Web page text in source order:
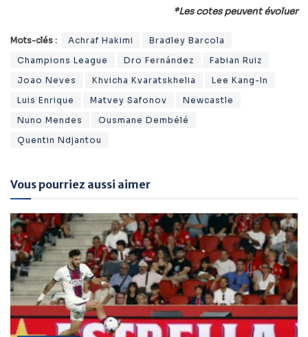
*Les cotes peuvent évoluer
Mots-clés : Achraf Hakimi
Bradley Barcola
Champions League
Dro Fernández
Fabian Ruiz
Joao Neves
Khvicha Kvaratskhelia
Lee Kang-In
Luis Enrique
Matvey Safonov
Newcastle
Nuno Mendes
Ousmane Dembélé
Quentin Ndjantou
Vous pourriez aussi aimer